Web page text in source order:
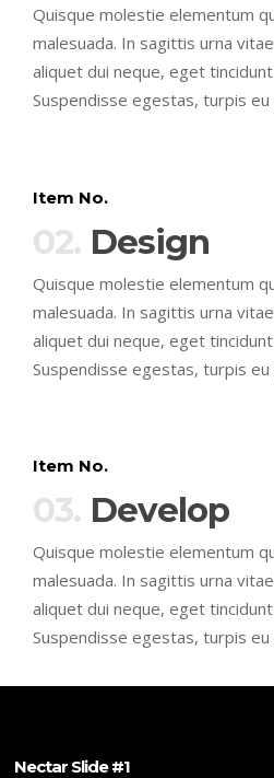
Quisque molestie elementum
malesuada. In sagittis urna
aliquet dui neque, eget
Suspendisse egestas, turpis
Item No.
02. Design
Quisque molestie elementum
malesuada. In sagittis urna
aliquet dui neque, eget
Suspendisse egestas, turpis
Item No.
03. Develop
Quisque molestie elementum
malesuada. In sagittis urna
aliquet dui neque, eget
Suspendisse egestas, turpis
Nectar Slide #1